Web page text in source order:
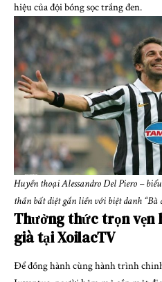
hiệu của đội bóng sọc trắng đen.
Huyền thoại Alessandro Del Piero –
thần bất diệt gắn liền với biệt danh “Bà
Thưởng thức trọn vẹn
già tại XoilacTV
Để đồng hành cùng hành trình